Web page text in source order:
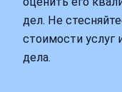
дел. Не
стоимости
дела.